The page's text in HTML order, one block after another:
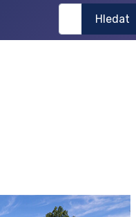
Hledat
Hledat